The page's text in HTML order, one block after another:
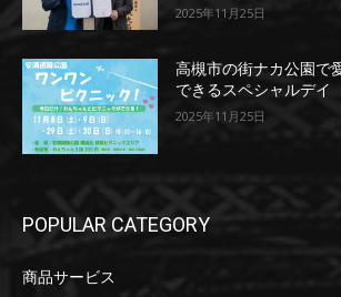
2025年11月25日
高槻市の街ナカ公園で
できるスペシャルデイ
2025年11月25日
POPULAR CATEGORY
商品サービス